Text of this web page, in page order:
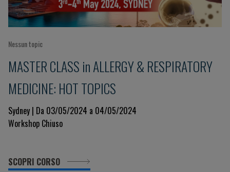
Nessun topic
MASTER CLASS in ALLERGY & RESPIRATORY
MEDICINE: HOT TOPICS
Sydney | Da 03/05/2024 a 04/05/2024
Workshop Chiuso
SCOPRI CORSO